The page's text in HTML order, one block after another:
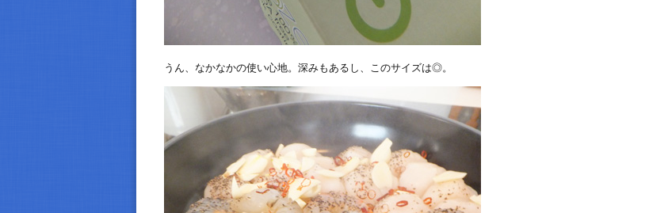
うん、なかなかの使い心地。深みもあるし、このサイズは◎。